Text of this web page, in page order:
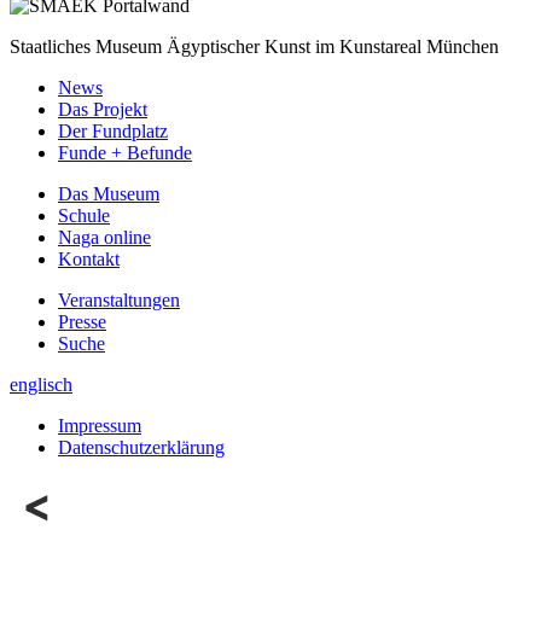
Staatliches Museum Ägyptischer Kunst im Kunstareal München
News
Das Projekt
Der Fundplatz
Funde + Befunde
Das Museum
Schule
Naga online
Kontakt
Veranstaltungen
Presse
Suche
englisch
Impressum
Datenschutzerklärung